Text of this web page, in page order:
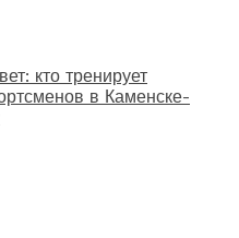
кто тренирует
в Каменске-